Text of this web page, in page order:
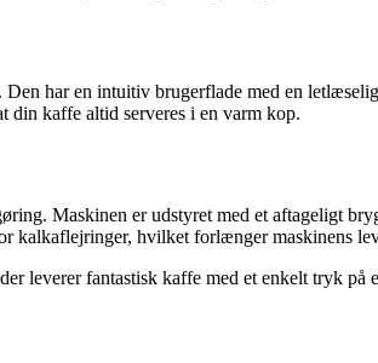
har en intuitiv brugerflade med en
din kaffe altid serveres i en varm kop.
Maskinen er udstyret med et aftageligt
kalkaflejringer, hvilket forlænger maskinens
leverer fantastisk kaffe med et enkelt tryk på